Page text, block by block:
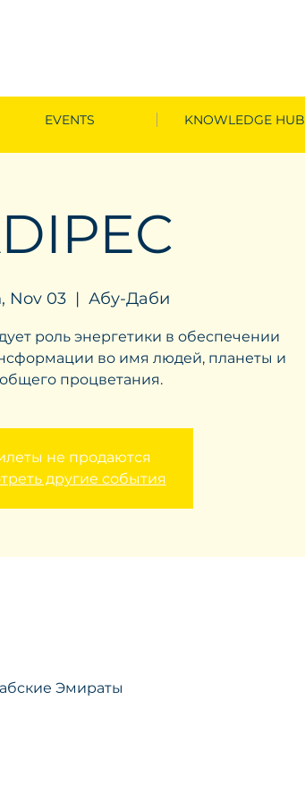
EVENTS KNOWLEDGE HUB
Nov 03
  |
Абу-Даби
роль энергетики в обеспечении
во имя людей, планеты и
не продаются
другие события
Эмираты